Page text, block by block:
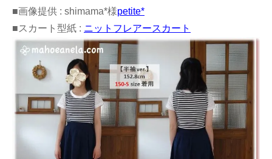
■画像提供 : shimama*様petite*
■スカート型紙 : ニットフレアースカート